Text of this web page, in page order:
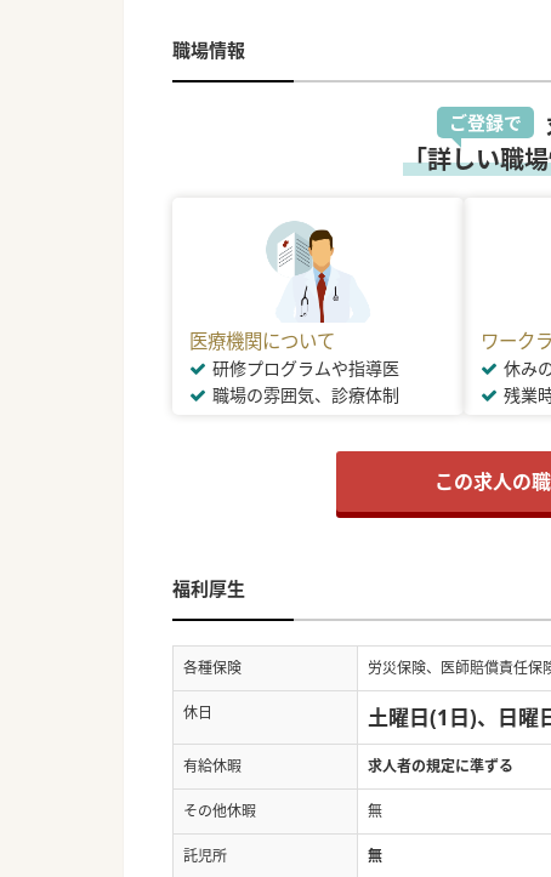
職場情報
ご登録で
「詳しい職
医療機関について
研修プログラムや指導医
職場の雰囲気、診療体制
ワーク
休み
残業
この求人の
福利厚生
各種保険 労災保険、医師賠償責任保
休日 土曜日(1日)、日曜
有給休暇 求人者の規定に準ずる
その他休暇 無
託児所 無